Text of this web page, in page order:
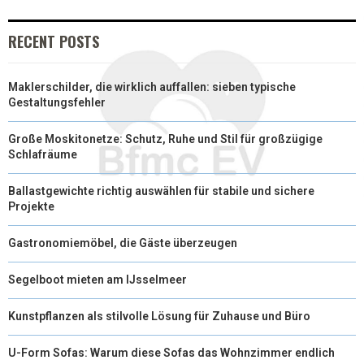
RECENT POSTS
Maklerschilder, die wirklich auffallen: sieben typische
Gestaltungsfehler
Große Moskitonetze: Schutz, Ruhe und Stil für großzügige
Schlafräume
Ballastgewichte richtig auswählen für stabile und sichere
Projekte
Gastronomiemöbel, die Gäste überzeugen
Segelboot mieten am IJsselmeer
Kunstpflanzen als stilvolle Lösung für Zuhause und Büro
U-Form Sofas: Warum diese Sofas das Wohnzimmer endlich